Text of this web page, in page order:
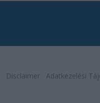
Disclaimer Adatkezelési